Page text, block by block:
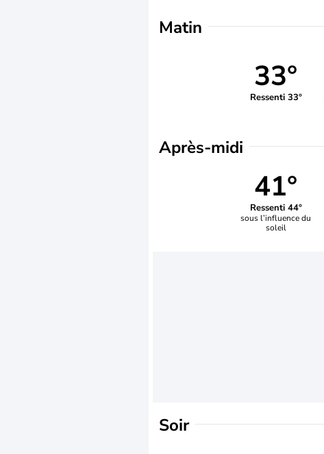
Matin
33°
Ressenti 33°
Après-midi
41°
Ressenti 44°
sous l’influence du
soleil
Soir